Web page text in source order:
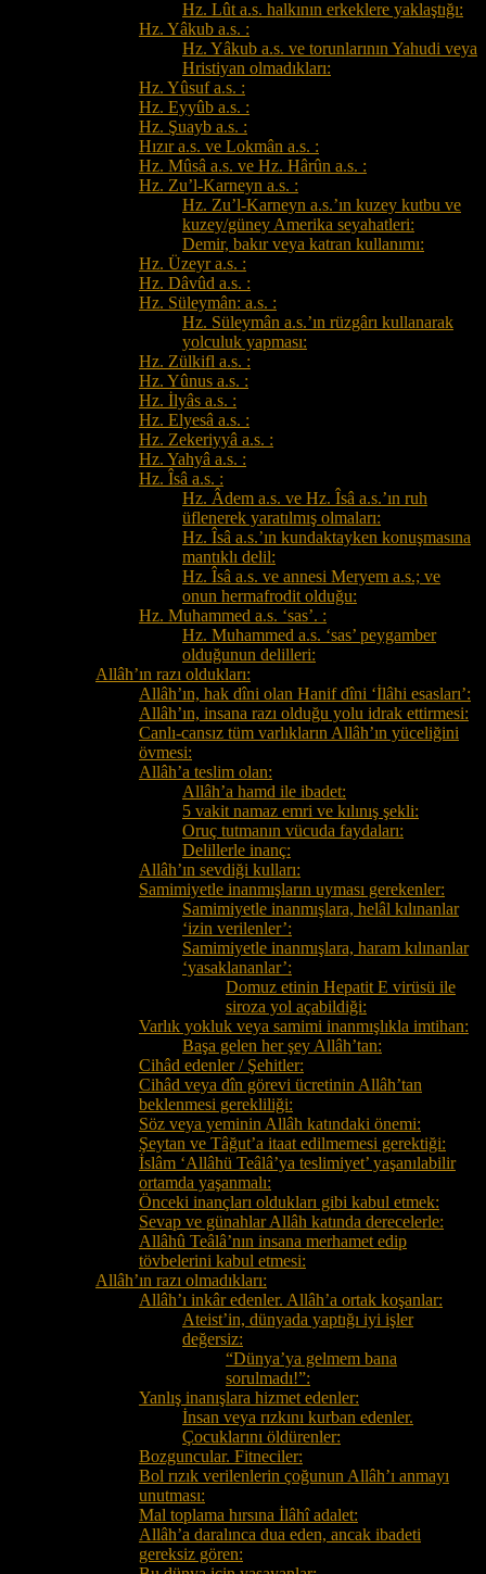
Hz. Lût a.s. halkının erkeklere yaklaştığı:
Hz. Yâkub a.s. :
Hz. Yâkub a.s. ve torunlarının Yahudi veya
Hristiyan olmadıkları:
Hz. Yûsuf a.s. :
Hz. Eyyûb a.s. :
Hz. Şuayb a.s. :
Hızır a.s. ve Lokmân a.s. :
Hz. Mûsâ a.s. ve Hz. Hârûn a.s. :
Hz. Zu’l-Karneyn a.s. :
Hz. Zu’l-Karneyn a.s.’ın kuzey kutbu ve
kuzey/güney Amerika seyahatleri:
Demir, bakır veya katran kullanımı:
Hz. Üzeyr a.s. :
Hz. Dâvûd a.s. :
Hz. Süleymân: a.s. :
Hz. Süleymân a.s.’ın rüzgârı kullanarak
yolculuk yapması:
Hz. Zülkifl a.s. :
Hz. Yûnus a.s. :
Hz. İlyâs a.s. :
Hz. Elyesâ a.s. :
Hz. Zekeriyyâ a.s. :
Hz. Yahyâ a.s. :
Hz. Îsâ a.s. :
Hz. Âdem a.s. ve Hz. Îsâ a.s.’ın ruh
üflenerek yaratılmış olmaları:
Hz. Îsâ a.s.’ın kundaktayken konuşmasına
mantıklı delil:
Hz. Îsâ a.s. ve annesi Meryem a.s.; ve
onun hermafrodit olduğu:
Hz. Muhammed a.s. ‘sas’. :
Hz. Muhammed a.s. ‘sas’ peygamber
olduğunun delilleri:
Allâh’ın razı oldukları:
Allâh’ın, hak dîni olan Hanif dîni ‘İlâhi esasları’:
Allâh’ın, insana razı olduğu yolu idrak ettirmesi:
Canlı-cansız tüm varlıkların Allâh’ın yüceliğini
övmesi:
Allâh’a teslim olan:
Allâh’a hamd ile ibadet:
5 vakit namaz emri ve kılınış şekli:
Oruç tutmanın vücuda faydaları:
Delillerle inanç:
Allâh’ın sevdiği kulları:
Samimiyetle inanmışların uyması gerekenler:
Samimiyetle inanmışlara, helâl kılınanlar
‘izin verilenler’:
Samimiyetle inanmışlara, haram kılınanlar
‘yasaklananlar’:
Domuz etinin Hepatit E virüsü ile
siroza yol açabildiği:
Varlık yokluk veya samimi inanmışlıkla imtihan:
Başa gelen her şey Allâh’tan:
Cihâd edenler / Şehitler:
Cihâd veya dîn görevi ücretinin Allâh’tan
beklenmesi gerekliliği:
Söz veya yeminin Allâh katındaki önemi:
Şeytan ve Tâğut’a itaat edilmemesi gerektiği:
İslâm ‘Allâhü Teâlâ’ya teslimiyet’ yaşanılabilir
ortamda yaşanmalı:
Önceki inançları oldukları gibi kabul etmek:
Sevap ve günahlar Allâh katında derecelerle:
Allâhû Teâlâ’nın insana merhamet edip
tövbelerini kabul etmesi:
Allâh’ın razı olmadıkları:
Allâh’ı inkâr edenler. Allâh’a ortak koşanlar:
Ateist’in, dünyada yaptığı iyi işler
değersiz:
“Dünya’ya gelmem bana
sorulmadı!”:
Yanlış inanışlara hizmet edenler:
İnsan veya rızkını kurban edenler.
Çocuklarını öldürenler:
Bozguncular. Fitneciler:
Bol rızık verilenlerin çoğunun Allâh’ı anmayı
unutması:
Mal toplama hırsına İlâhî adalet:
Allâh’a daralınca dua eden, ancak ibadeti
gereksiz gören: